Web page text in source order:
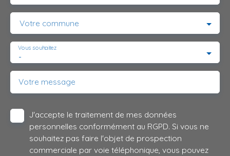
Votre commune
-
Vous souhaitez
Votre message
J'accepte le traitement de mes données
personnelles conformément au RGPD. Si vous ne
souhaitez pas faire l'objet de prospection
commerciale par voie téléphonique, vous pouvez